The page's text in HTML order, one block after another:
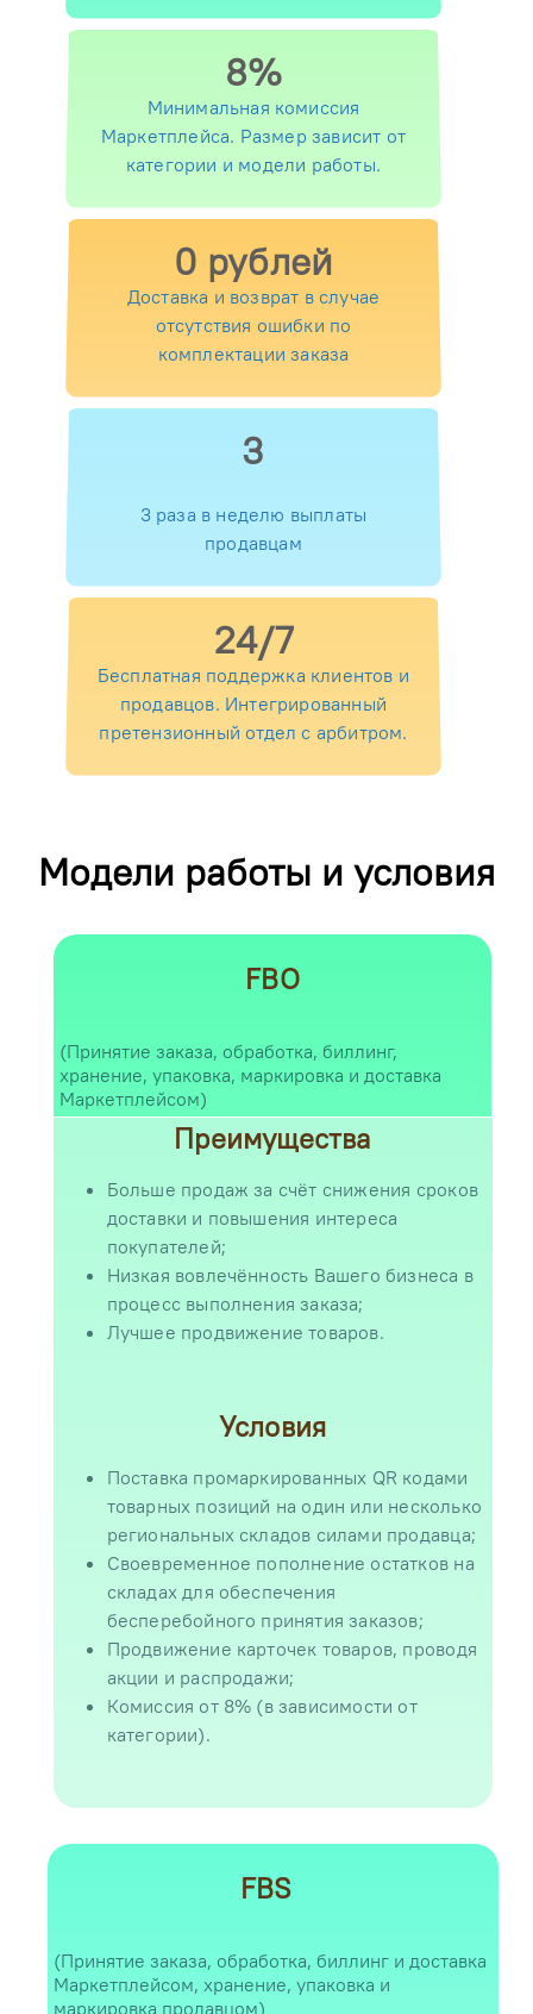
8%
Минимальная комиссия
Маркетплейса. Размер зависит от
категории и модели работы.
0 рублей
Доставка и возврат в случае
отсутствия ошибки по
комплектации заказа
3
3 раза в неделю выплаты
продавцам
24/7
Бесплатная поддержка клиентов и
продавцов. Интегрированный
претензионный отдел с арбитром.
Модели работы и условия
FBO
(Принятие заказа, обработка, биллинг,
хранение, упаковка, маркировка и доставка
Маркетплейсом)
Преимущества
Больше продаж за счёт снижения сроков
доставки и повышения интереса
покупателей;
Низкая вовлечённость Вашего бизнеса в
процесс выполнения заказа;
Лучшее продвижение товаров.
Условия
Поставка промаркированных QR кодами
товарных позиций на один или несколько
региональных складов силами продавца;
Своевременное пополнение остатков на
складах для обеспечения
бесперебойного принятия заказов;
Продвижение карточек товаров, проводя
акции и распродажи;
Комиссия от 8% (в зависимости от
категории).
FBS
(Принятие заказа, обработка, биллинг и доставка
Маркетплейсом, хранение, упаковка и
маркировка продавцом)